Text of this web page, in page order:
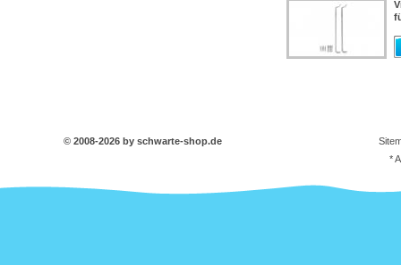
© 2008-2026 by schwarte-shop.de
*